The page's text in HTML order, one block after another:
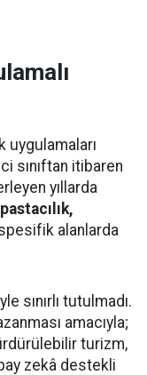
sınıftan itibaren
yıllarda
alanlarda
sınırlı tutulmadı.
amacıyla;
turizm,
zekâ destekli